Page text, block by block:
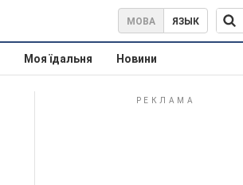
МОВА ЯЗЫК
Моя їдальня Новини